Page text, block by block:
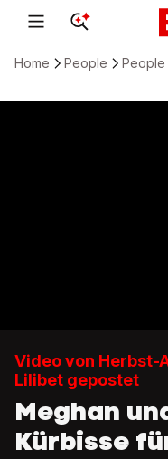
Home People People
Video von Herbst-
Lilibet gepostet
Meghan
Kürbisse